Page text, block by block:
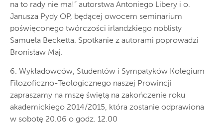
na to rady nie ma!” autorstwa Antoniego Libery i o.
Janusza Pydy OP, będącej owocem seminarium
poświęconego twórczości irlandzkiego noblisty
Samuela Becketta. Spotkanie z autorami poprowadzi
Bronisław Maj.
6. Wykładowców, Studentów i Sympatyków Kolegium
Filozoficzno-Teologicznego naszej Prowincji
zapraszamy na mszę świętą na zakończenie roku
akademickiego 2014/2015, która zostanie odprawiona
w sobotę 20.06 o godz. 12.00